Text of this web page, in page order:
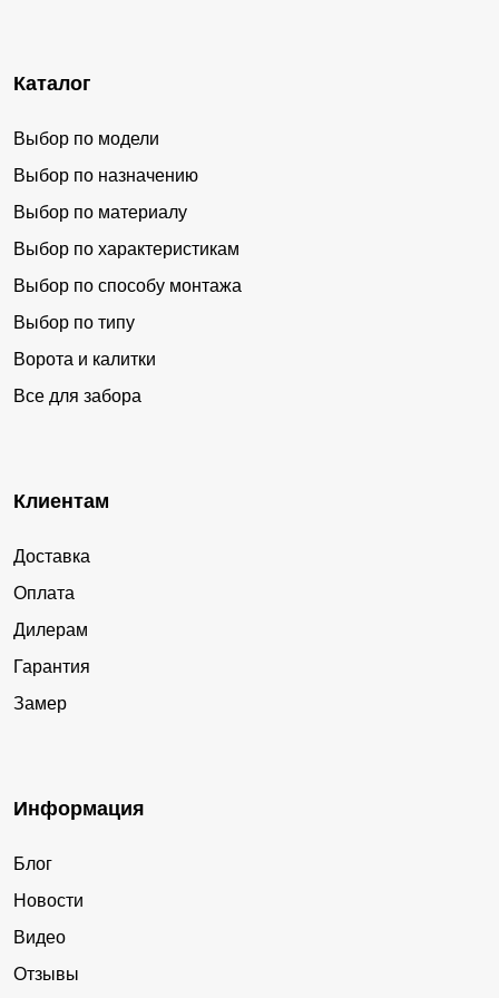
Каталог
Выбор по модели
Выбор по назначению
Выбор по материалу
Выбор по характеристикам
Выбор по способу монтажа
Выбор по типу
Ворота и калитки
Все для забора
Клиентам
Доставка
Оплата
Дилерам
Гарантия
Замер
Информация
Блог
Новости
Видео
Отзывы